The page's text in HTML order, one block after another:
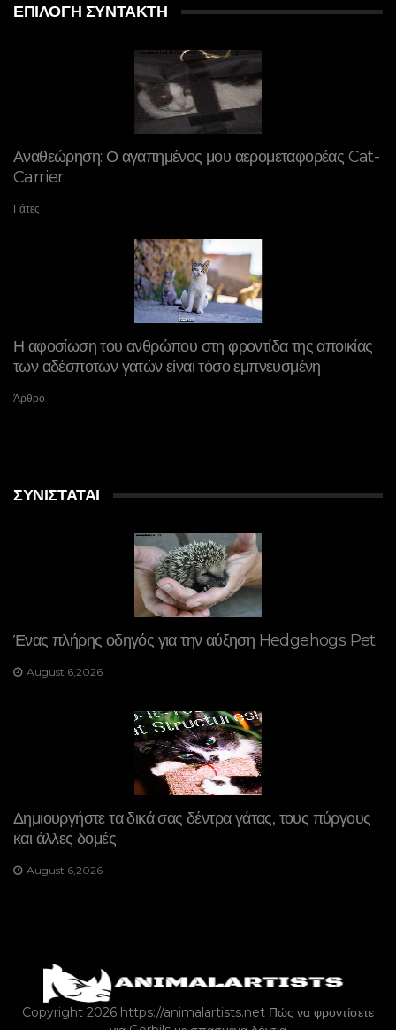
ΕΠΙΛΟΓΉ ΣΥΝΤΆΚΤΗ
Αναθεώρηση: Ο αγαπημένος μου αερομεταφορέας Cat-
Carrier
Γάτες
Η αφοσίωση του ανθρώπου στη φροντίδα της αποικίας
των αδέσποτων γατών είναι τόσο εμπνευσμένη
Άρθρο
ΣΥΝΙΣΤΆΤΑΙ
Ένας πλήρης οδηγός για την αύξηση Hedgehogs Pet
August 6,2026
Δημιουργήστε τα δικά σας δέντρα γάτας, τους πύργους
και άλλες δομές
August 6,2026
Copyright 2026 https://animalartists.net Πώς να φροντίσετε